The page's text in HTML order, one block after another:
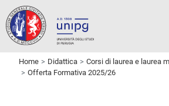
Home Didattica Corsi di laurea e laurea
Offerta Formativa 2025/26